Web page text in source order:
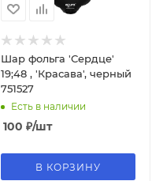
Шар фольга 'Сердце'
19;48 , 'Красава', черный
751527
Есть в наличии
100 ₽/шт
В КОРЗИНУ